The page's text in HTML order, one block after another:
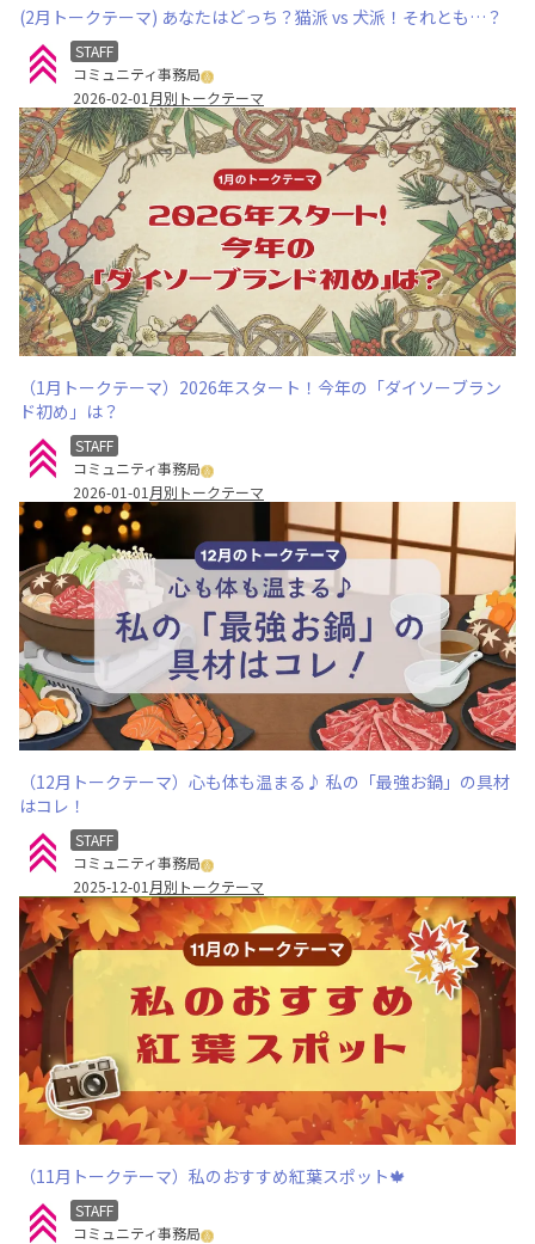
(2月トークテーマ) あなたはどっち？猫派 vs 犬派！それとも…？
STAFF
コミュニティ事務局
2026-02-01 月別トークテーマ
（1月トークテーマ）2026年スタート！今年の「ダイソーブラン
ド初め」は？
STAFF
コミュニティ事務局
2026-01-01 月別トークテーマ
（12月トークテーマ）心も体も温まる♪ 私の「最強お鍋」の具材
はコレ！
STAFF
コミュニティ事務局
2025-12-01 月別トークテーマ
（11月トークテーマ）私のおすすめ紅葉スポット🍁
STAFF
コミュニティ事務局